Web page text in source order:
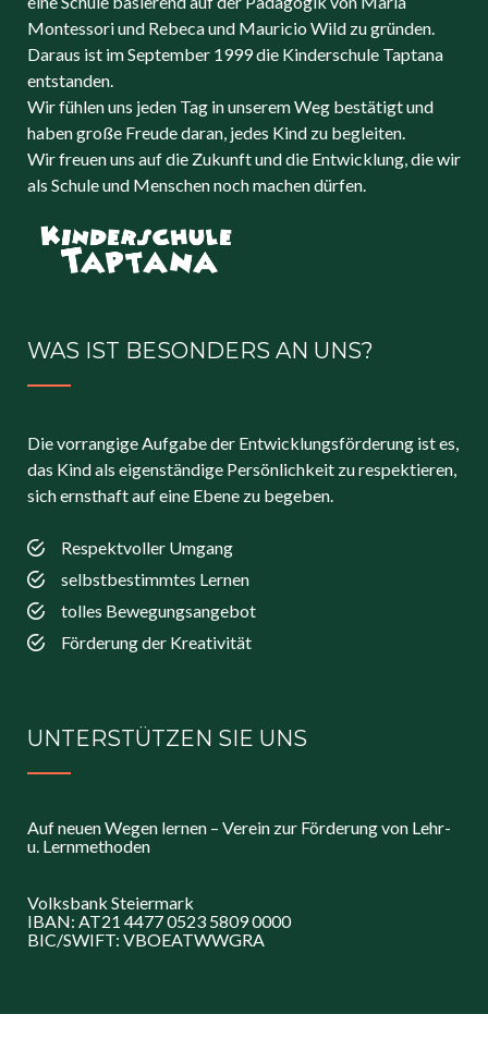
Montessori und Rebeca und Mauricio Wild zu gründen.
Daraus ist im September 1999 die Kinderschule Taptana
entstanden.
Wir fühlen uns jeden Tag in unserem Weg bestätigt und
haben große Freude daran, jedes Kind zu begleiten.
Wir freuen uns auf die Zukunft und die Entwicklung, die wir
als Schule und Menschen noch machen dürfen.
WAS IST BESONDERS AN UNS?
Die vorrangige Aufgabe der Entwicklungsförderung ist es,
das Kind als eigenständige Persönlichkeit zu respektieren,
sich ernsthaft auf eine Ebene zu begeben.
Respektvoller Umgang
selbstbestimmtes Lernen
tolles Bewegungsangebot
Förderung der Kreativität
UNTERSTÜTZEN SIE UNS
Auf neuen Wegen lernen – Verein zur Förderung von Lehr-
u. Lernmethoden
Volksbank Steiermark
IBAN: AT21 4477 0523 5809 0000
BIC/SWIFT: VBOEATWWGRA